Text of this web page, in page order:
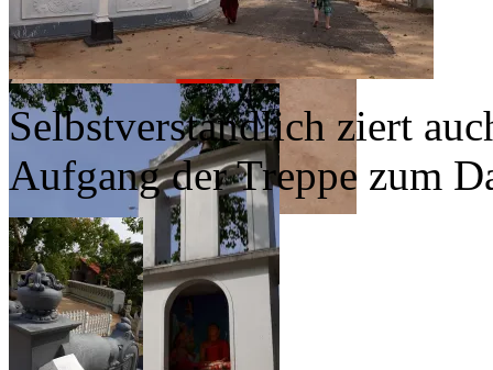
Selbstverständlich ziert
Aufgang der Treppe zum